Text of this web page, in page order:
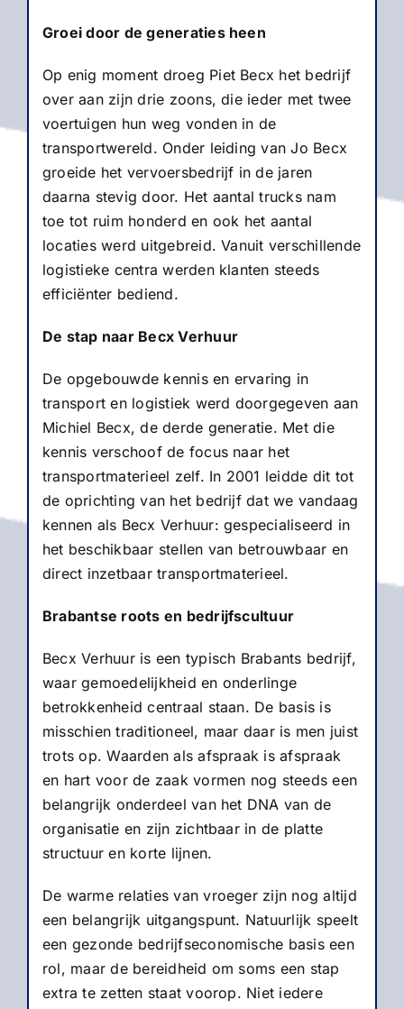
Groei door de generaties heen
Op enig moment droeg Piet Becx het bedrijf
over aan zijn drie zoons, die ieder met twee
voertuigen hun weg vonden in de
transportwereld. Onder leiding van Jo Becx
groeide het vervoersbedrijf in de jaren
daarna stevig door. Het aantal trucks nam
toe tot ruim honderd en ook het aantal
locaties werd uitgebreid. Vanuit verschillende
logistieke centra werden klanten steeds
efficiënter bediend.
De stap naar Becx Verhuur
De opgebouwde kennis en ervaring in
transport en logistiek werd doorgegeven aan
Michiel Becx, de derde generatie. Met die
kennis verschoof de focus naar het
transportmaterieel zelf. In 2001 leidde dit tot
de oprichting van het bedrijf dat we vandaag
kennen als Becx Verhuur: gespecialiseerd in
het beschikbaar stellen van betrouwbaar en
direct inzetbaar transportmaterieel.
Brabantse roots en bedrijfscultuur
Becx Verhuur is een typisch Brabants bedrijf,
waar gemoedelijkheid en onderlinge
betrokkenheid centraal staan. De basis is
misschien traditioneel, maar daar is men juist
trots op. Waarden als afspraak is afspraak
en hart voor de zaak vormen nog steeds een
belangrijk onderdeel van het DNA van de
organisatie en zijn zichtbaar in de platte
structuur en korte lijnen.
De warme relaties van vroeger zijn nog altijd
een belangrijk uitgangspunt. Natuurlijk speelt
een gezonde bedrijfseconomische basis een
rol, maar de bereidheid om soms een stap
extra te zetten staat voorop. Niet iedere